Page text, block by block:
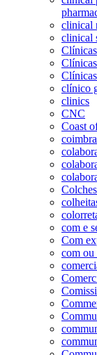
clinical
clinical
Clínicas
clínico
clinics
CNC
Coast
coimbra
com e
Com
com ou